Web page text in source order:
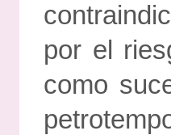
por el
como